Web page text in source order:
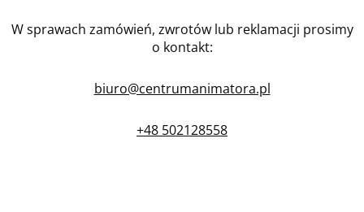
W sprawach zamówień, zwrotów lub reklamacji prosimy
o kontakt:
biuro@centrumanimatora.pl
+48 502128558